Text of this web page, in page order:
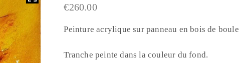
€260.00
Peinture acrylique sur panneau en bois de
Tranche peinte dans la couleur du fond.